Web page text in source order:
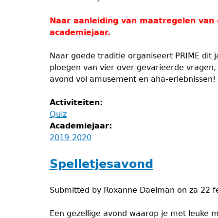
Naar aanleiding van maatregelen
academiejaar.
Naar goede traditie organiseert PRIME dit
ploegen van vier over gevarieerde
avond vol amusement en aha-erlebnissen!
Activiteiten:
Quiz
Academiejaar:
2019-2020
Spelletjesavond
Submitted by Roxanne Daelman on za 22
Een gezellige avond waarop je met leuke